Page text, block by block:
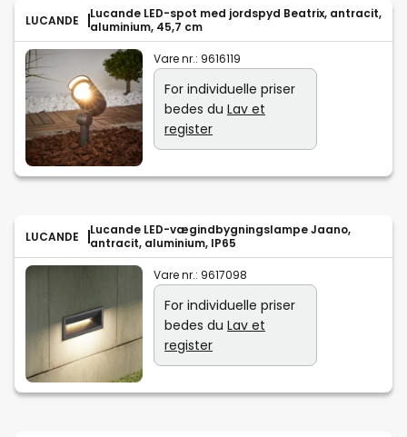
LUCANDE
Lucande LED-spot med jordspyd Beatrix, antracit,
aluminium, 45,7 cm
Vare nr.: 9616119
For individuelle priser
bedes du Lav et
register
LUCANDE
Lucande LED-vægindbygningslampe Jaano,
antracit, aluminium, IP65
Vare nr.: 9617098
For individuelle priser
bedes du Lav et
register